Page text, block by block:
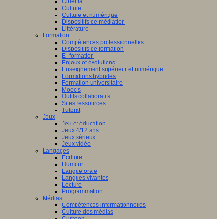
Cinéma
Culture
Culture et numérique
Dispositifs de médiation
Littérature
Formation
Compétences professionnelles
Dispositifs de formation
E- formation
Enjeux et évolutions
Enseignement supérieur et numérique
Formations hybrides
Formation universitaire
Mooc’s
Outils collaboratifs
Sites ressources
Tutorat
Jeux
Jeu et éducation
Jeux 4/12 ans
Jeux sérieux
Jeux vidéo
Langages
Ecriture
Humour
Langue orale
Langues vivantes
Lecture
Programmation
Médias
Compétences informationnelles
Culture des médias